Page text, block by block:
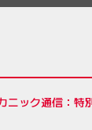
ック通信：特